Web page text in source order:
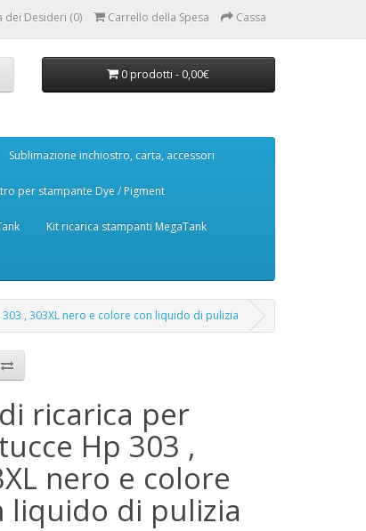
dei Desideri (0) Carrello della Spesa Cassa
0 prodotti - 0,00€
Sublimazione inchiostro, carta, accessori
per stampante Dye / Pigment
Kit ricarica stampanti MegaTank
, 303XL nero e colore con liquido di pulizia
ricarica per
Hp 303 ,
nero e colore
liquido di pulizia